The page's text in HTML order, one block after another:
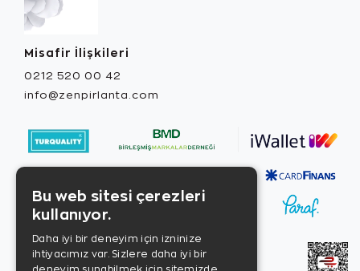
Misafir İlişkileri
0212 520 00 42
info@zenpirlanta.com
Bu web sitesi çerezleri
kullanıyor.
Daha iyi bir deneyim için izninize
ihtiyacımız var. Sizlere daha iyi bir